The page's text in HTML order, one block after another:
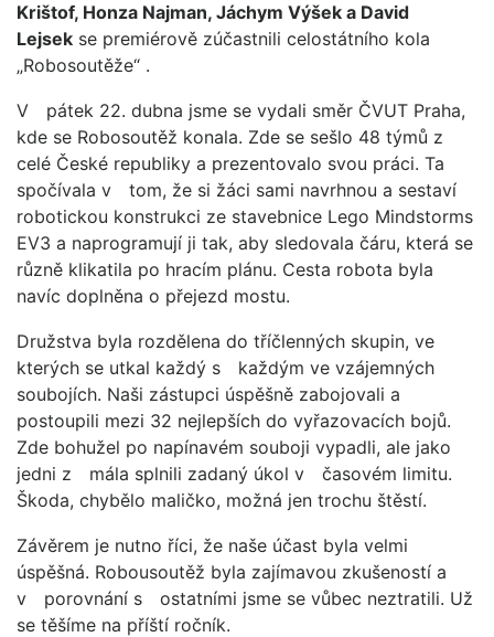
Krištof, Honza Najman, Jáchym Výšek a David
Lejsek se premiérově zúčastnili celostátního kola
„Robosoutěže“ .
V pátek 22. dubna jsme se vydali směr ČVUT Praha,
kde se Robosoutěž konala. Zde se sešlo 48 týmů z
celé České republiky a prezentovalo svou práci. Ta
spočívala v tom, že si žáci sami navrhnou a sestaví
robotickou konstrukci ze stavebnice Lego Mindstorms
EV3 a naprogramují ji tak, aby sledovala čáru, která se
různě klikatila po hracím plánu. Cesta robota byla
navíc doplněna o přejezd mostu.
Družstva byla rozdělena do tříčlenných skupin, ve
kterých se utkal každý s každým ve vzájemných
soubojích. Naši zástupci úspěšně zabojovali a
postoupili mezi 32 nejlepších do vyřazovacích bojů.
Zde bohužel po napínavém souboji vypadli, ale jako
jedni z mála splnili zadaný úkol v časovém limitu.
Škoda, chybělo maličko, možná jen trochu štěstí.
Závěrem je nutno říci, že naše účast byla velmi
úspěšná. Robousoutěž byla zajímavou zkušeností a
v porovnání s ostatními jsme se vůbec neztratili. Už
se těšíme na příští ročník.